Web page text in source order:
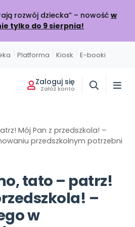
rozwój dziecka” – nowość w
tylko do 9 sierpnia!
Platforma Kiosk E-booki
Zaloguj się
Załóż konto
Mój Pan z przedszkola! –
przedszkolnym potrzebni
tato – patrz!
–
w